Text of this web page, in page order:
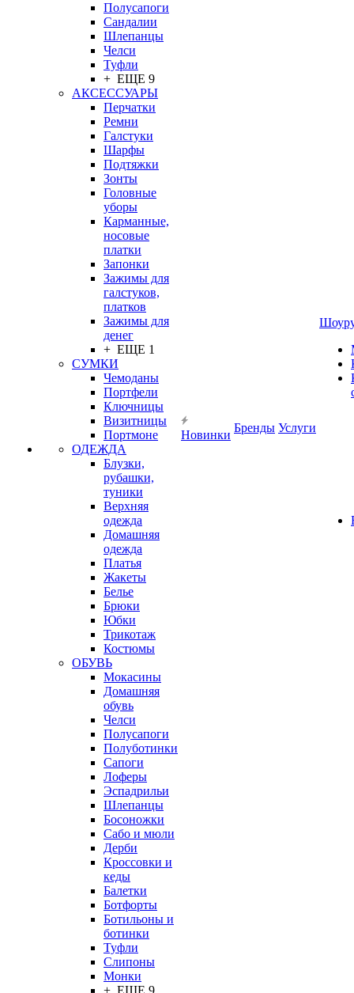
Полусапоги
Сандалии
Шлепанцы
Челси
Туфли
+ ЕЩЕ 9
АКСЕССУАРЫ
Перчатки
Ремни
Галстуки
Шарфы
Подтяжки
Зонты
Головные
уборы
Карманные,
носовые
платки
Запонки
Зажимы для
галстуков,
платков
Зажимы для
денег
+ ЕЩЕ 1
СУМКИ
Чемоданы
Портфели
Ключницы
Визитницы
Портмоне
ОДЕЖДА
Блузки,
рубашки,
туники
Верхняя
одежда
Домашняя
одежда
Платья
Жакеты
Белье
Брюки
Юбки
Трикотаж
Костюмы
ОБУВЬ
Мокасины
Домашняя
обувь
Челси
Полусапоги
Полуботинки
Сапоги
Лоферы
Эспадрильи
Шлепанцы
Босоножки
Сабо и мюли
Дерби
Кроссовки и
кеды
Балетки
Ботфорты
Ботильоны и
ботинки
Туфли
Слипоны
Монки
+ ЕЩЕ 9
Новинки
Бренды Услуги